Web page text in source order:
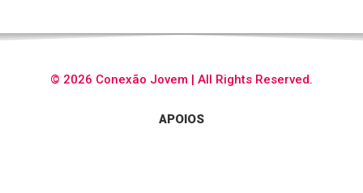
© 2026 Conexão Jovem | All Rights Reserved.
APOIOS